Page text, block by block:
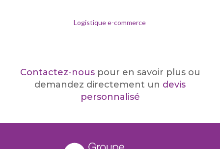
Logistique e-commerce
Contactez-nouspour en savoir plus ou
demandez directement un devis
personnalisé